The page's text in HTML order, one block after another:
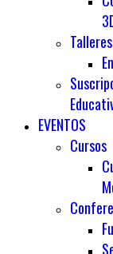
Talleres
EVENTOS
Cursos